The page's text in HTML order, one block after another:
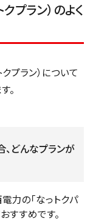
プラン）のよく
プラン）について
。
どんなプランが
力の「なっトクパ
すすめです。